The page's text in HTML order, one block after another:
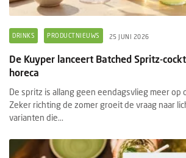
DRINKS PRODUCTNIEUWS 25 JUNI 2026
De Kuyper lanceert Batched Spritz-
horeca
De spritz is allang geen eendagsvlieg meer op
Zeker richting de zomer groeit de vraag naar
varianten die...